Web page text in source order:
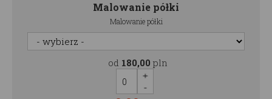
Malowanie półki
Malowanie półki
od 180,00 pln